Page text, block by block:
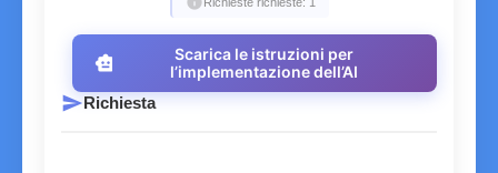
smart_toy
Scarica le istruzioni per
l’implementazione dell’AI
sendRichiesta